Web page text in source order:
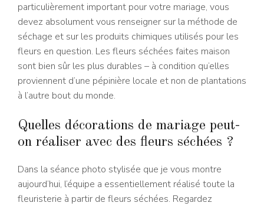
particulièrement important pour votre mariage, vous
devez absolument vous renseigner sur la méthode de
séchage et sur les produits chimiques utilisés pour les
fleurs en question. Les fleurs séchées faites maison
sont bien sûr les plus durables – à condition qu’elles
proviennent d’une pépinière locale et non de plantations
à l’autre bout du monde.
Quelles décorations de mariage peut-
on réaliser avec des fleurs séchées ?
Dans la séance photo stylisée que je vous montre
aujourd’hui, l’équipe a essentiellement réalisé toute la
fleuristerie à partir de fleurs séchées. Regardez